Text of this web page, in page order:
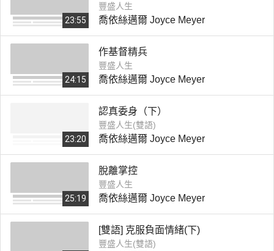
23:55
豐盛人生
喬依絲邁爾 Joyce Meyer
24:15
作基督精兵
豐盛人生
喬依絲邁爾 Joyce Meyer
23:20
認真委身（下）
豐盛人生(雙語)
喬依絲邁爾 Joyce Meyer
25:19
脫離掌控
豐盛人生
喬依絲邁爾 Joyce Meyer
[雙語] 克服負面情緒(下)
豐盛人生(雙語)